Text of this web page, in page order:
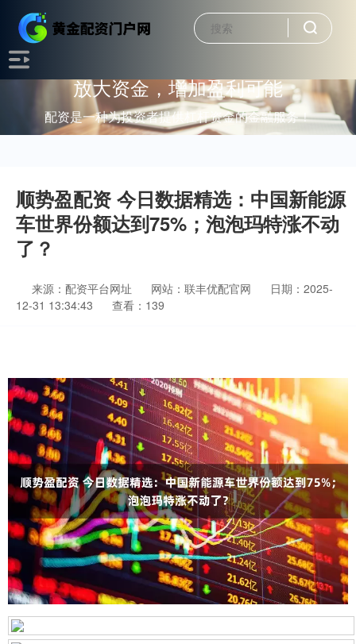
放大资金，增加盈利可能
配资是一种为投资者提供杠杆资金的金融服务！
顺势盈配资 今日数据精选：中国新能源
车世界份额达到75%；泡泡玛特涨不动
了？
来源：配资平台网址 网站：联丰优配官网
日期：2025-
12-31 13:34:43
查看：139